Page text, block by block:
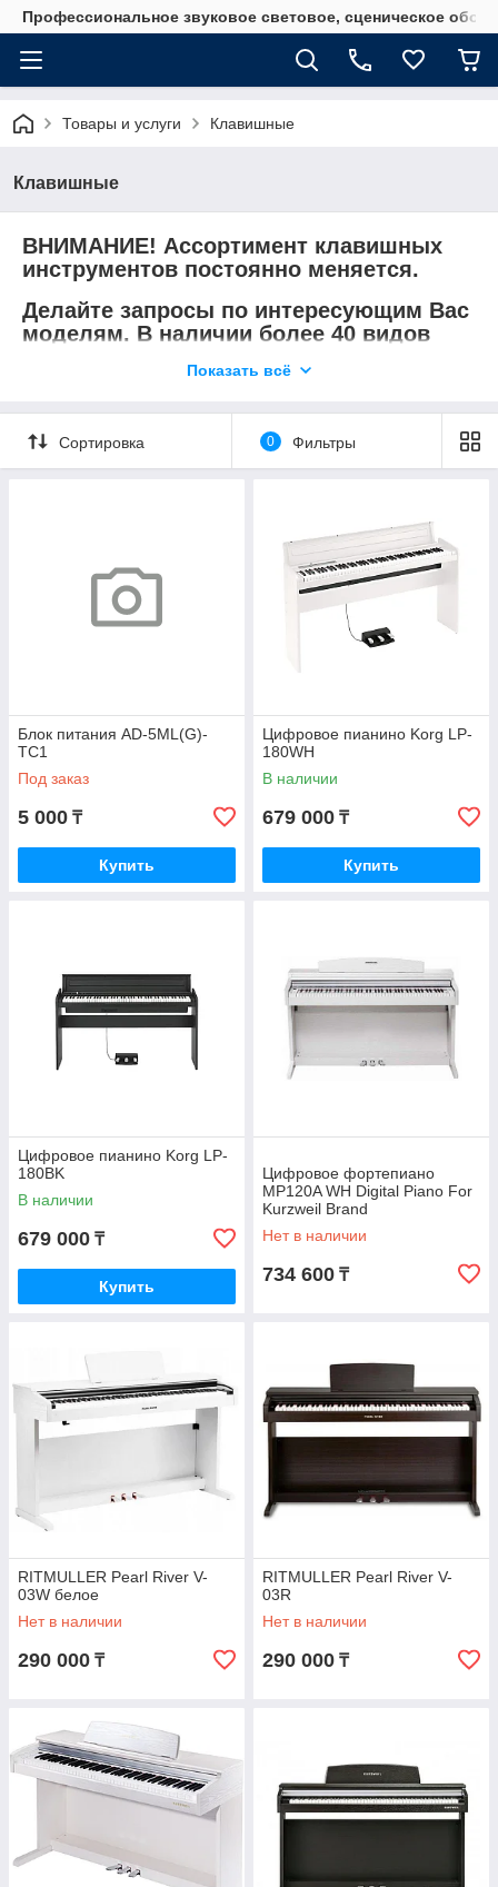
Профессиональное звуковое световое, сценическое
Товары и услуги Клавишные
Клавишные
ВНИМАНИЕ! Ассортимент клавишных
инструментов постоянно меняется.
Делайте запросы по интересующим Вас
моделям. В наличии более 40 видов
Показать всё
Сортировка 0 Фильтры
Блок питания AD-5ML(G)-
TC1
Под заказ
5 000 ₸
Купить
Цифровое пианино Korg LP-
180WH
В наличии
679 000 ₸
Купить
Цифровое пианино Korg LP-
180BK
В наличии
679 000 ₸
Купить
Цифровое фортепиано
MP120A WH Digital Piano For
Kurzweil Brand
Нет в наличии
734 600 ₸
RITMULLER Pearl River V-
03W белое
Нет в наличии
290 000 ₸
RITMULLER Pearl River V-
03R
Нет в наличии
290 000 ₸